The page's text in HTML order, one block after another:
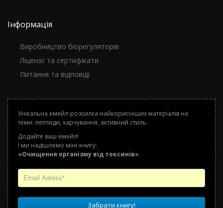
Інформація
Виробництво біорегуляторів
Ліцензії та сертифікати
Питання та відповіді
Унікальна емейл-розсилка найкорисніших матеріалів на
теми: пептиди, харчування, активний стиль.
Додайте ваш емейл!
І ми надішлемо міні-книгу:
«Очищення організму від токсинів».
Забрати книгу!